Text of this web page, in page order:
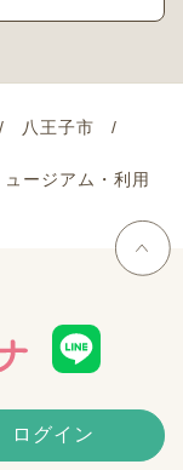
八王子市
ージアム・利用
ログイン